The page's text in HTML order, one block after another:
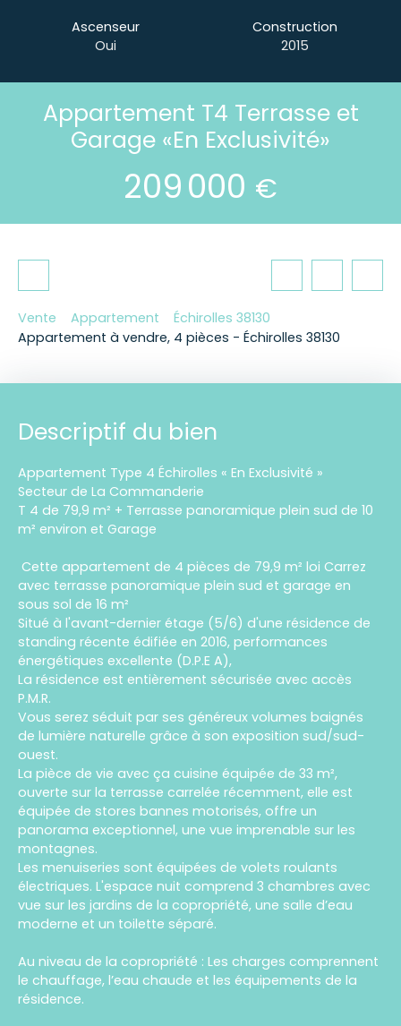
Ascenseur
Oui
Construction
2015
Appartement T4 Terrasse et
Garage «En Exclusivité»
209 000 €
Vente Appartement
Échirolles 38130
Appartement à vendre, 4 pièces - Échirolles 38130
Descriptif du bien
Appartement Type 4 Échirolles « En Exclusivité »
Secteur de La Commanderie
T 4 de 79,9 m² + Terrasse panoramique plein sud de 10
m² environ et Garage
Cette appartement de 4 pièces de 79,9 m² loi Carrez
avec terrasse panoramique plein sud et garage en
sous sol de 16 m²
Situé à l'avant-dernier étage (5/6) d'une résidence de
standing récente édifiée en 2016, performances
énergétiques excellente (D.P.E A),
La résidence est entièrement sécurisée avec accès
P.M.R.
Vous serez séduit par ses généreux volumes baignés
de lumière naturelle grâce à son exposition sud/sud-
ouest.
La pièce de vie avec ça cuisine équipée de 33 m²,
ouverte sur la terrasse carrelée récemment, elle est
équipée de stores bannes motorisés, offre un
panorama exceptionnel, une vue imprenable sur les
montagnes.
Les menuiseries sont équipées de volets roulants
électriques. L'espace nuit comprend 3 chambres avec
vue sur les jardins de la copropriété, une salle d’eau
moderne et un toilette séparé.
Au niveau de la copropriété : Les charges comprennent
le chauffage, l’eau chaude et les équipements de la
résidence.